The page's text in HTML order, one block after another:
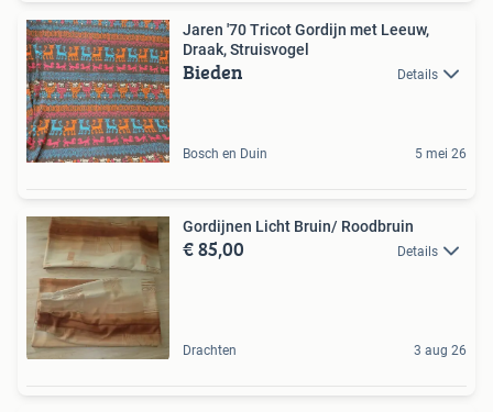
Jaren '70 Tricot Gordijn met Leeuw,
Draak, Struisvogel
Bieden Details
Bosch en Duin 5 mei 26
Gordijnen Licht Bruin/ Roodbruin
€ 85,00 Details
Drachten 3 aug 26